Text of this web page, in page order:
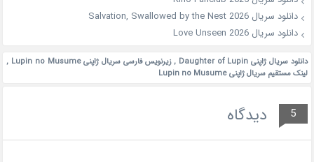
دانلود سریال Salvation, Swallowed by the Nest 2026
دانلود سریال Love Unseen 2026
دانلود سریال ژاپنی Daughter of Lupin ,زیرنویس فارسی سریال ژاپنی Lupin no Musume
,
لینک مستقیم سریال ژاپنی Lupin no Musume
5 دیدگاه